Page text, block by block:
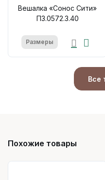
Вешалка «Сонос Сити»
П3.0572.3.40
Размеры
Все
Похожие товары